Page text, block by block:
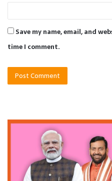
Save my name, email, and
time I comment.